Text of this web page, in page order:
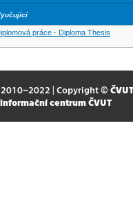
práce - Diploma Thesis
2010–2022 | Copyright © ČVUT
centrum ČVUT